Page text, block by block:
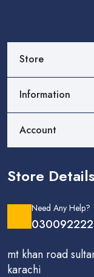
Store
Information
Account
Store Details
Need Any Help?
mt khan road
karachi